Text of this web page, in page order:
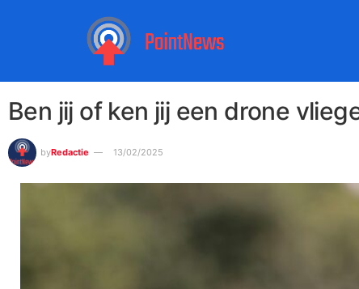
Ben jij of ken jij een drone
byRedactie 13/02/2025